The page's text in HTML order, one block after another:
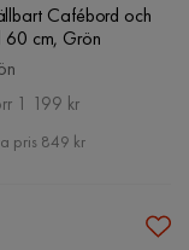
Cafébord och
60 cm, Grön
1 199 kr
pris 849 kr